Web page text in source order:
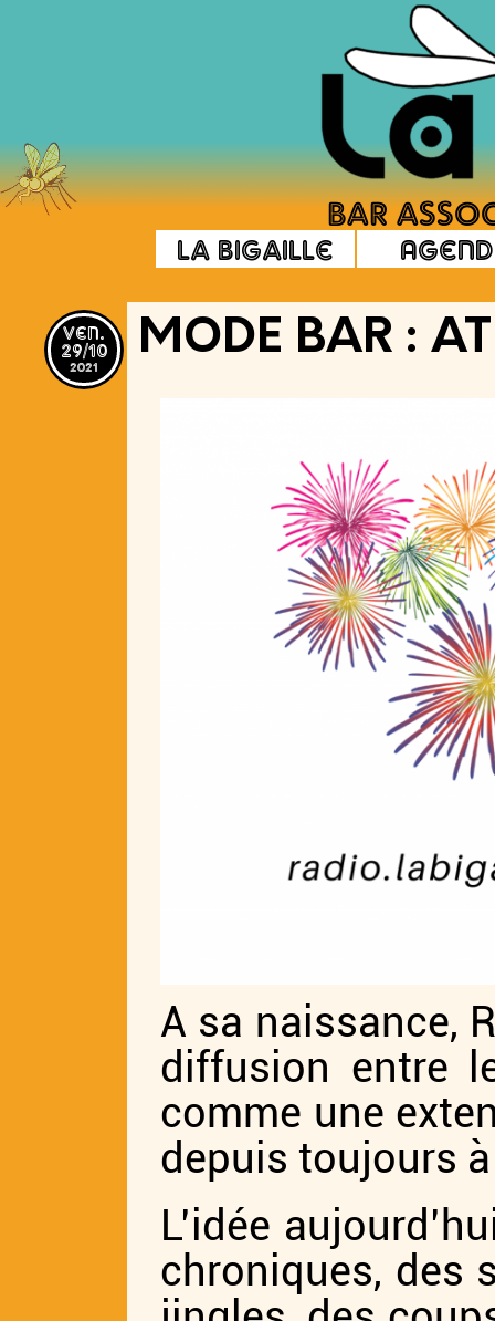
La Bigaille
ven.
29/10
2021
MODE BAR :
A sa naissance,
diffusion entre
comme une
depuis toujours
L’idée
chroniques, des